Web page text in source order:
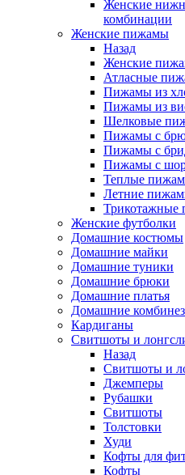
Женские
комбинации
Женские пижамы
Назад
Женские
Атласные
Пижамы из
Пижамы из
Шелковые
Пижамы с
Пижамы с
Пижамы с
Теплые
Летние
Трикотажные
Женские футболки
Домашние костюмы
Домашние майки
Домашние туники
Домашние брюки
Домашние платья
Домашние
Кардиганы
Свитшоты и
Назад
Свитшоты и
Джемперы
Рубашки
Свитшоты
Толстовки
Худи
Кофты для
Кофты